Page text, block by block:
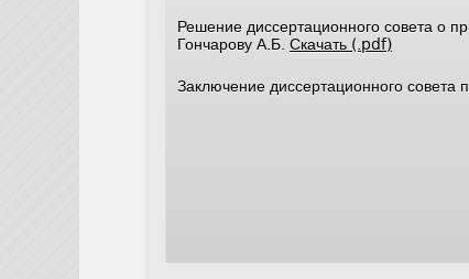
Решение диссертационного совета о
Гончарову А.Б.Скачать (.pdf)
Заключение диссертационного совета